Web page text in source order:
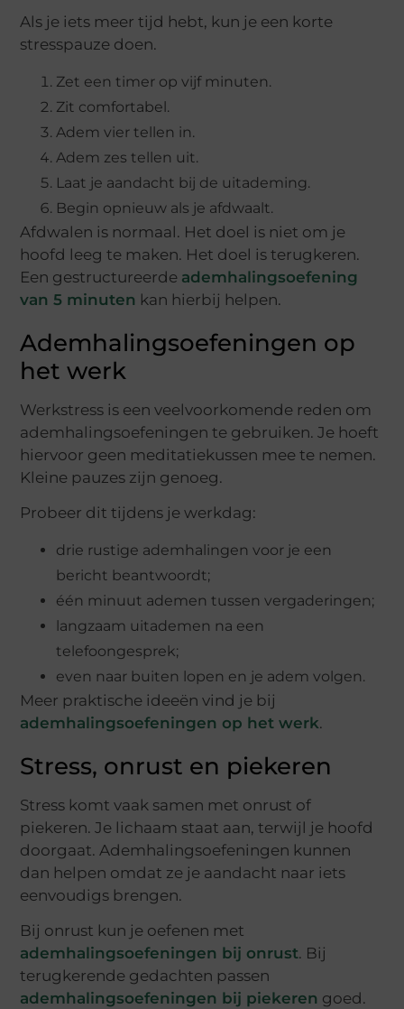
Als je iets meer tijd hebt, kun je een korte
stresspauze doen.
Zet een timer op vijf minuten.
Zit comfortabel.
Adem vier tellen in.
Adem zes tellen uit.
Laat je aandacht bij de uitademing.
Begin opnieuw als je afdwaalt.
Afdwalen is normaal. Het doel is niet om je
hoofd leeg te maken. Het doel is terugkeren.
Een gestructureerde ademhalingsoefening
van 5 minuten kan hierbij helpen.
Ademhalingsoefeningen op
het werk
Werkstress is een veelvoorkomende reden om
ademhalingsoefeningen te gebruiken. Je hoeft
hiervoor geen meditatiekussen mee te nemen.
Kleine pauzes zijn genoeg.
Probeer dit tijdens je werkdag:
drie rustige ademhalingen voor je een
bericht beantwoordt;
één minuut ademen tussen vergaderingen;
langzaam uitademen na een
telefoongesprek;
even naar buiten lopen en je adem volgen.
Meer praktische ideeën vind je bij
ademhalingsoefeningen op het werk.
Stress, onrust en piekeren
Stress komt vaak samen met onrust of
piekeren. Je lichaam staat aan, terwijl je hoofd
doorgaat. Ademhalingsoefeningen kunnen
dan helpen omdat ze je aandacht naar iets
eenvoudigs brengen.
Bij onrust kun je oefenen met
ademhalingsoefeningen bij onrust. Bij
terugkerende gedachten passen
ademhalingsoefeningen bij piekeren goed.